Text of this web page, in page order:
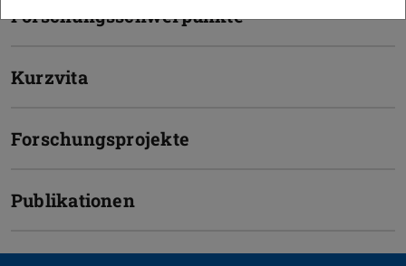
Forschungsschwerpunkte
Kurzvita
Forschungsprojekte
Publikationen